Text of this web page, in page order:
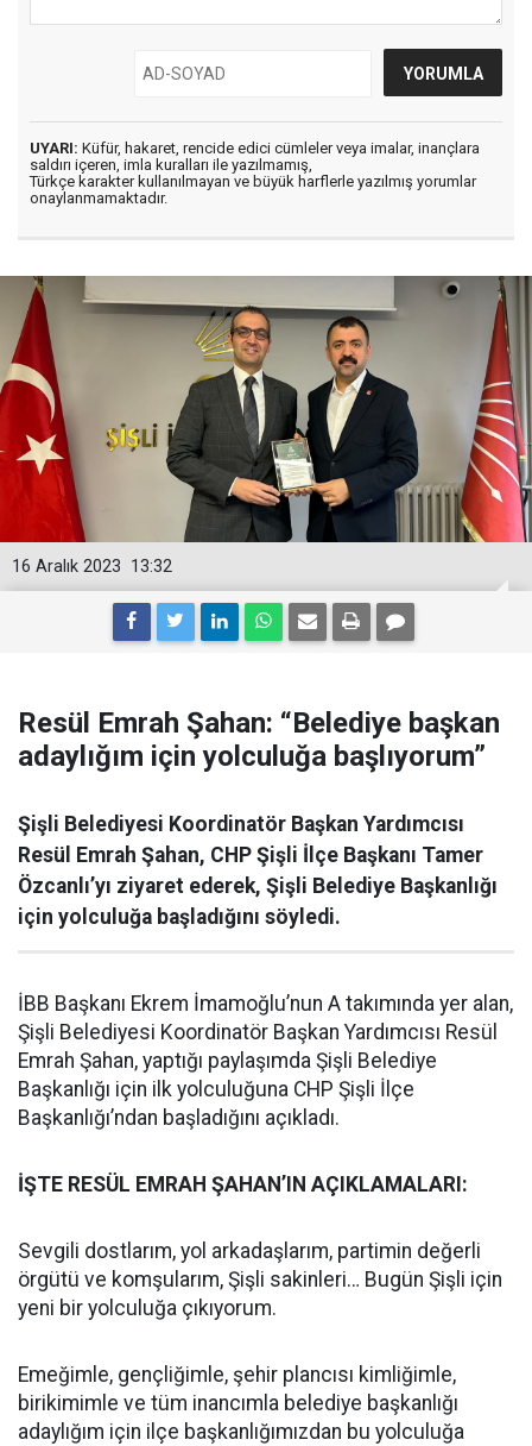
UYARI: Küfür, hakaret, rencide edici cümleler veya imalar, inançlara
saldırı içeren, imla kuralları ile yazılmamış,
Türkçe karakter kullanılmayan ve büyük harflerle yazılmış yorumlar
onaylanmamaktadır.
13:32
16 Aralık 2023
Resül Emrah Şahan: “Belediye başkan
adaylığım için yolculuğa başlıyorum”
Şişli Belediyesi Koordinatör Başkan Yardımcısı
Resül Emrah Şahan, CHP Şişli İlçe Başkanı Tamer
Özcanlı’yı ziyaret ederek, Şişli Belediye Başkanlığı
için yolculuğa başladığını söyledi.
İBB Başkanı Ekrem İmamoğlu’nun A takımında yer alan,
Şişli Belediyesi Koordinatör Başkan Yardımcısı Resül
Emrah Şahan, yaptığı paylaşımda Şişli Belediye
Başkanlığı için ilk yolculuğuna CHP Şişli İlçe
Başkanlığı’ndan başladığını açıkladı.
İŞTE RESÜL EMRAH ŞAHAN’IN AÇIKLAMALARI:
Sevgili dostlarım, yol arkadaşlarım, partimin değerli
örgütü ve komşularım, Şişli sakinleri… Bugün Şişli için
yeni bir yolculuğa çıkıyorum.
Emeğimle, gençliğimle, şehir plancısı kimliğimle,
birikimimle ve tüm inancımla belediye başkanlığı
adaylığım için ilçe başkanlığımızdan bu yolculuğa